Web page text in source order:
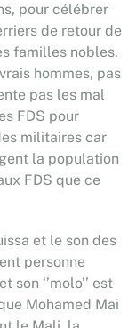
pour célébrer
de retour de
familles nobles.
hommes, pas
pas les mal
FDS pour
militaires car
la population
FDS que ce
et le son des
personne
‘’molo’’ est
Mohamed Mai